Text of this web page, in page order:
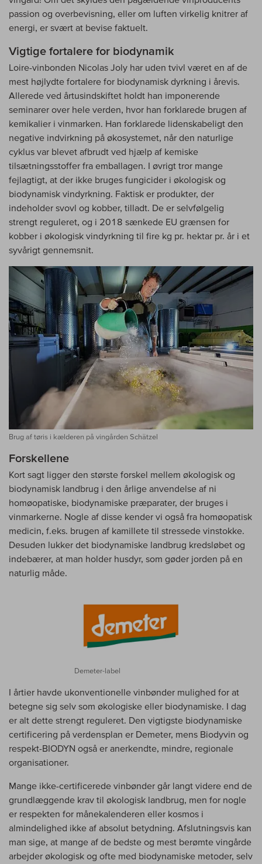
passion og overbevisning, eller om luften virkelig knitrer af
energi, er svært at bevise faktuelt.
Vigtige fortalere for biodynamik
Loire-vinbonden Nicolas Joly har uden tvivl været en af de
mest højlydte fortalere for biodynamisk dyrkning i årevis.
Allerede ved årtusindskiftet holdt han imponerende
seminarer over hele verden, hvor han forklarede brugen af
kemikalier i vinmarken. Han forklarede lidenskabeligt den
negative indvirkning på økosystemet, når den naturlige
cyklus var blevet afbrudt ved hjælp af kemiske
tilsætningsstoffer fra emballagen. I øvrigt tror mange
fejlagtigt, at der ikke bruges fungicider i økologisk og
biodynamisk vindyrkning. Faktisk er produkter, der
indeholder svovl og kobber, tilladt. De er selvfølgelig
strengt reguleret, og i 2018 sænkede EU grænsen for
kobber i økologisk vindyrkning til fire kg pr. hektar pr. år i et
syvårigt gennemsnit.
Brug af tøris i kælderen på vingården Schätzel
Forskellene
Kort sagt ligger den største forskel mellem økologisk og
biodynamisk landbrug i den årlige anvendelse af ni
homøopatiske, biodynamiske præparater, der bruges i
vinmarkerne. Nogle af disse kender vi også fra homøopatisk
medicin, f.eks. brugen af kamillete til stressede vinstokke.
Desuden lukker det biodynamiske landbrug kredsløbet og
indebærer, at man holder husdyr, som gøder jorden på en
naturlig måde.
Demeter-label
I årtier havde ukonventionelle vinbønder mulighed for at
betegne sig selv som økologiske eller biodynamiske. I dag
er alt dette strengt reguleret. Den vigtigste biodynamiske
certificering på verdensplan er Demeter, mens Biodyvin og
respekt-BIODYN også er anerkendte, mindre, regionale
organisationer.
Mange ikke-certificerede vinbønder går langt videre end de
grundlæggende krav til økologisk landbrug, men for nogle
er respekten for månekalenderen eller kosmos i
almindelighed ikke af absolut betydning. Afslutningsvis kan
man sige, at mange af de bedste og mest berømte vingårde
arbejder økologisk og ofte med biodynamiske metoder, selv